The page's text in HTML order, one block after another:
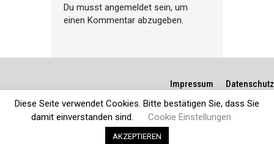
Du musst angemeldet sein, um
einen Kommentar abzugeben.
Impressum Datenschutz
Diese Seite verwendet Cookies. Bitte bestätigen Sie, dass Sie
damit einverstanden sind.
Cookie Einstellungen
AKZEPTIEREN